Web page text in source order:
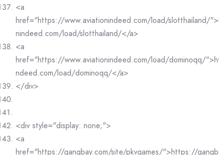
<a
href="https://www.aviationindeed.com/load/slotthailand/
nindeed.com/load/slotthailand/</a>
<a
href="https://www.aviationindeed.com/load/dominoqq/
ndeed.com/load/dominoqq/</a>
</div>
<div style="display: none;">
<a
href="https://gangbay.com/site/pkvgames/">https://